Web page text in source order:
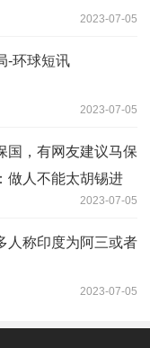
2023-07-05
-环球短讯
2023-07-05
国，有网友建议马保
做人不能太胡锡进
2023-07-05
人称印度为阿三或者
2023-07-05